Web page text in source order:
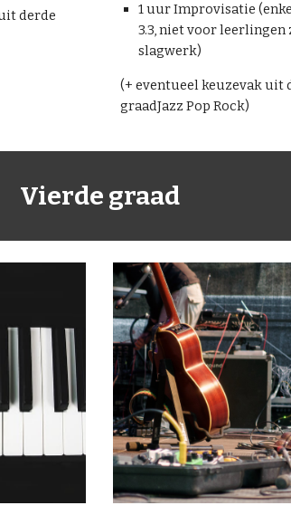
derde
1 uur Improvisatie
3.3, niet voor leerlingen
slagwerk)
(+ eventueel keuzevak uit
graadJazz Pop Rock)
Vierde graad